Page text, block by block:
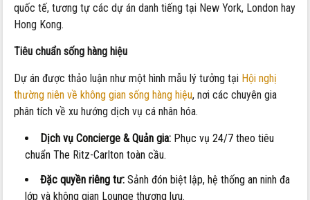
quốc tế, tương tự các dự án danh tiếng tại New York, London hay
Hong Kong.
Tiêu chuẩn sống hàng hiệu
Dự án được thảo luận như một hình mẫu lý tưởng tại Hội nghị
thường niên về không gian sống hàng hiệu, nơi các chuyên gia
phân tích về xu hướng dịch vụ cá nhân hóa.
Dịch vụ Concierge & Quản gia: Phục vụ 24/7 theo tiêu
chuẩn The Ritz-Carlton toàn cầu.
Đặc quyền riêng tư: Sảnh đón biệt lập, hệ thống an ninh đa
lớp và không gian Lounge thượng lưu.